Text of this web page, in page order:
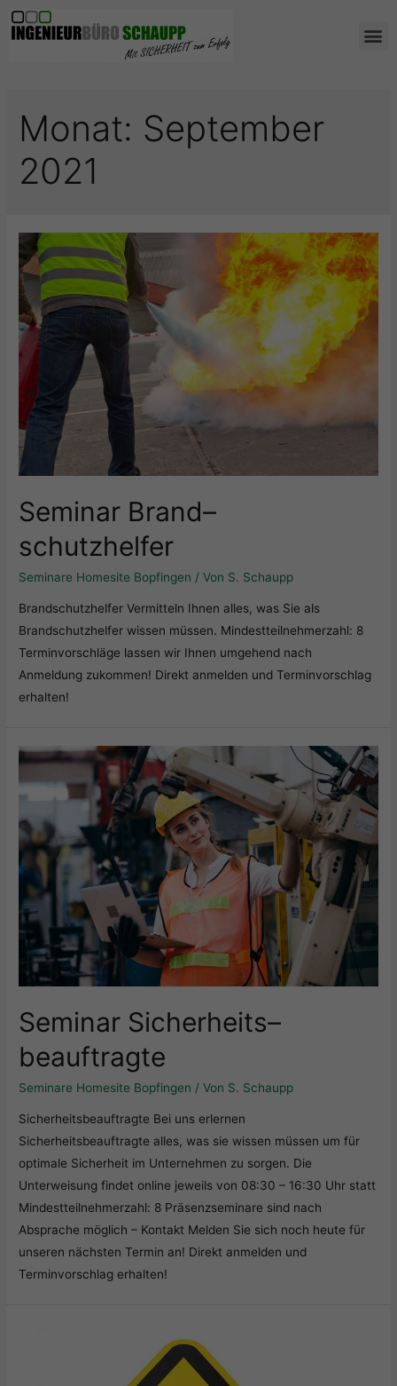
Monat: September
2021
Seminar Brand–
schutzhelfer
Seminare Homesite Bopfingen / Von S. Schaupp
Brandschutzhelfer Vermitteln Ihnen alles, was Sie als
Brandschutzhelfer wissen müssen. Mindestteilnehmerzahl: 8
Terminvorschläge lassen wir Ihnen umgehend nach
Anmeldung zukommen! Direkt anmelden und Terminvorschlag
erhalten!
Seminar Sicherheits–
beauftragte
Seminare Homesite Bopfingen / Von S. Schaupp
Sicherheitsbeauftragte Bei uns erlernen
Sicherheitsbeauftragte alles, was sie wissen müssen um für
optimale Sicherheit im Unternehmen zu sorgen. Die
Unterweisung findet online jeweils von 08:30 – 16:30 Uhr statt
Mindestteilnehmerzahl: 8 Präsenzseminare sind nach
Absprache möglich – Kontakt Melden Sie sich noch heute für
unseren nächsten Termin an! Direkt anmelden und
Terminvorschlag erhalten!